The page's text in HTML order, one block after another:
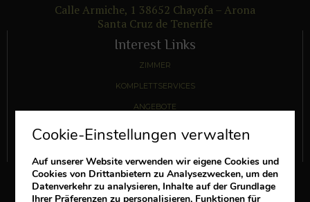
Calle Armiche, 1 38652 Chayofa – Arona
Santa Cruz de Tenerife
Interest Links
ZIMMER
KOMPLETTSERVICES
ANGEBOTE
Bitte folgen
Cookie-Einstellungen verwalten
Auf unserer Website verwenden wir eigene Cookies und
Cookies von Drittanbietern zu Analysezwecken, um den
Datenverkehr zu analysieren, Inhalte auf der Grundlage
Ihrer Präferenzen zu personalisieren, Funktionen für